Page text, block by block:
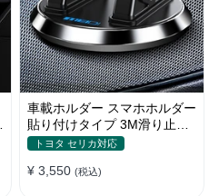
車載ホルダー スマホホルダー
貼り付けタイプ 3M滑り止め
シリコンパッド 全機種
トヨタ セリカ対応
¥ 3,550 (税込)